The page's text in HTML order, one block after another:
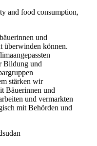
and food consumption,
und
überwinden können.
Bildung und
stärken wir
Bäuerinnen und
und vermarkten
mit Behörden und